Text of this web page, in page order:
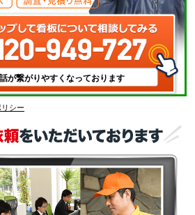
が繋がりやすくなっております
シー